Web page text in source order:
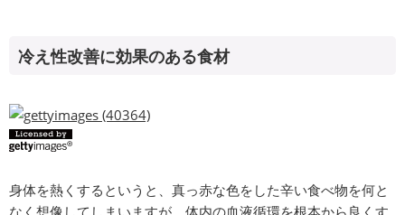
冷え性改善に効果のある食材
身体を熱くするというと、真っ赤な色をした辛い食べ物を何と